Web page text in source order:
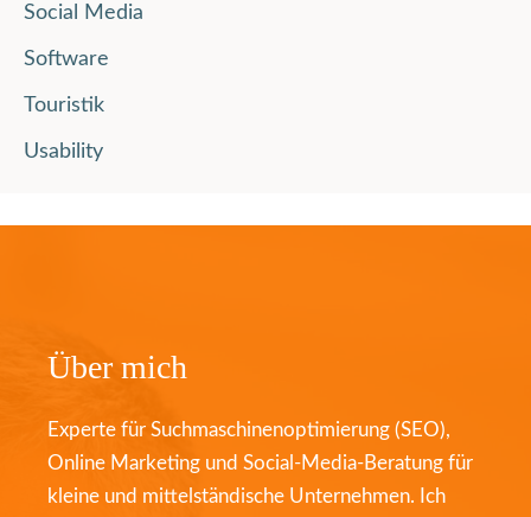
Social Media
Software
Touristik
Usability
Über mich
Experte für Suchmaschinenoptimierung (SEO),
Online Marketing und Social-Media-Beratung für
kleine und mittelständische Unternehmen. Ich